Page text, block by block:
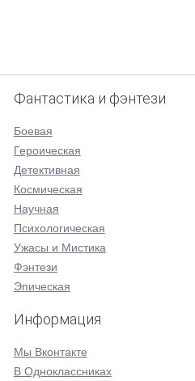
Фантастика и фэнтези
Боевая
Героическая
Детективная
Космическая
Научная
Психологическая
Ужасы и Мистика
Фэнтези
Эпическая
Информация
Мы Вконтакте
В Одноклассниках